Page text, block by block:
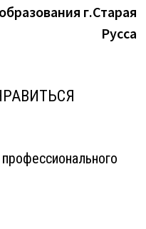
образования г.Старая
Русса